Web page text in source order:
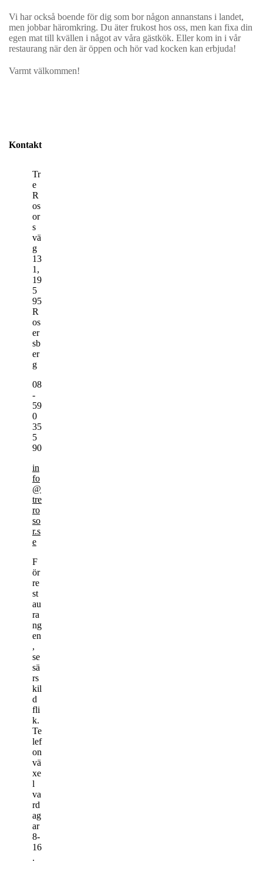
Vi har också boende för dig som bor någon annanstans i landet,
men jobbar häromkring. Du äter frukost hos oss, men kan fixa din
egen mat till kvällen i något av våra gästkök. Eller kom in i vår
restaurang när den är öppen och hör vad kocken kan erbjuda!
Varmt välkommen!
Kontakt
Tr
e
R
os
or
s
vä
g
13
1,
19
5
95
R
os
er
sb
er
g
08
-
59
0
35
5
90
in
fo
@
tre
ro
so
r.s
e
F
ör
re
st
au
ra
ng
en
,
se
sä
rs
kil
d
fli
k.
Te
lef
on
vä
xe
l
va
rd
ag
ar
8-
16
.